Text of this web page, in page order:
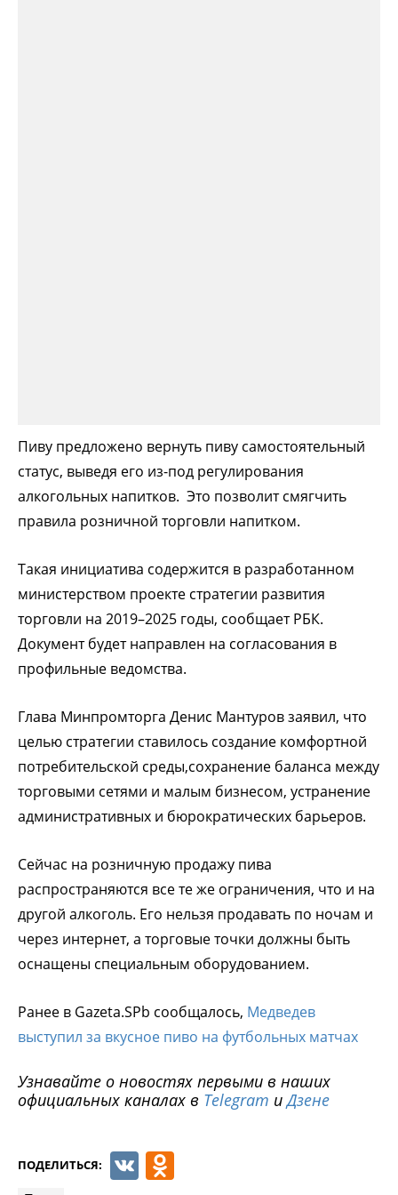
Пиву предложено вернуть пиву самостоятельный
статус, выведя его из-под регулирования
алкогольных напитков. Это позволит смягчить
правила розничной торговли напитком.
Такая инициатива содержится в разработанном
министерством проекте стратегии развития
торговли на 2019–2025 годы, сообщает РБК.
Документ будет направлен на согласования в
профильные ведомства.
Глава Минпромторга Денис Мантуров заявил, что
целью стратегии ставилось создание комфортной
потребительской среды,сохранение баланса между
торговыми сетями и малым бизнесом, устранение
административных и бюрократических барьеров.
Сейчас на розничную продажу пива
распространяются все те же ограничения, что и на
другой алкоголь. Его нельзя продавать по ночам и
через интернет, а торговые точки должны быть
оснащены специальным оборудованием.
Ранее в Gazeta.SPb сообщалось, Медведев
выступил за вкусное пиво на футбольных матчах
Узнавайте о новостях первыми в наших
официальных каналах в Telegram иДзене
ПОДЕЛИТЬСЯ: VK